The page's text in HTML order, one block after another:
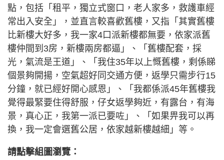
點，包括「租平，獨立式窗口，老人家多，救護車經
常出入安全」，並直言較喜歡舊樓，又指「其實舊樓
比新樓大好多，我一家4口派新樓都無要，依家派舊
樓仲間到3房，新樓兩房都逼」、「舊樓配套，採
光，氣流是王道」、「我住35年以上慨舊樓，剩係睇
個景夠開揚，空氣超好同交通方便，返學只需步行15
分鐘，就已經好開心感恩」、「我都係派45年舊樓我
覺得最緊要住得舒服，仔女返學夠近，有露台，有海
景，真心正，我第一派已要咗」、「如果畀我可以再
換，我一定會選舊公居，依家越新樓越細」等。
請點擊組圖瀏覽：